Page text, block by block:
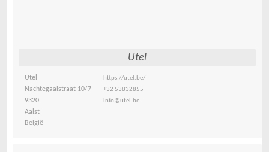
Utel
Utel
Nachtegaalstraat 10/7
9320
Aalst
België
https://utel.be/
+32 53832855
info@utel.be